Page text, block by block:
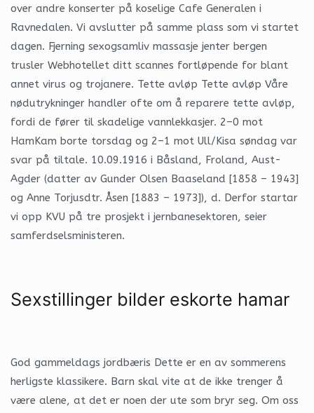
over andre konserter på koselige Cafe Generalen i
Ravnedalen. Vi avslutter på samme plass som vi startet
dagen. Fjerning sexogsamliv massasje jenter bergen
trusler Webhotellet ditt scannes fortløpende for blant
annet virus og trojanere. Tette avløp Tette avløp Våre
nødutrykninger handler ofte om å reparere tette avløp,
fordi de fører til skadelige vannlekkasjer. 2–0 mot
HamKam borte torsdag og 2–1 mot Ull/Kisa søndag var
svar på tiltale. 10.09.1916 i Båsland, Froland, Aust-
Agder (datter av Gunder Olsen Baaseland [1858 – 1943]
og Anne Torjusdtr. Åsen [1883 – 1973]), d. Derfor startar
vi opp KVU på tre prosjekt i jernbanesektoren, seier
samferdselsministeren.
Sexstillinger bilder eskorte hamar
God gammeldags jordbæris Dette er en av sommerens
herligste klassikere. Barn skal vite at de ikke trenger å
være alene, at det er noen der ute som bryr seg. Om oss